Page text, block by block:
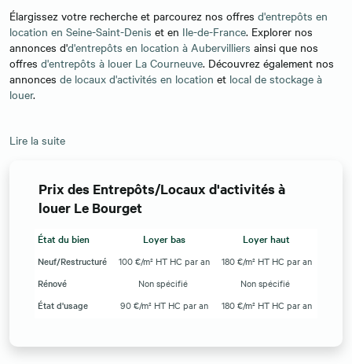
Élargissez votre recherche et parcourez nos offres d'entrepôts en
location en Seine-Saint-Denis et en Ile-de-France. Explorer nos
annonces d'd'entrepôts en location à Aubervilliers ainsi que nos
offres d'entrepôts à louer La Courneuve. Découvrez également nos
annonces de locaux d'activités en location et local de stockage à
louer.
Lire la suite
Prix des Entrepôts/Locaux d'activités à
louer Le Bourget
État du bien Loyer bas Loyer haut
Neuf/Restructuré 100 €/m² HT HC par an
180 €/m² HT HC par an
Rénové
Non spécifié
Non spécifié
État d'usage
90 €/m² HT HC par an 180 €/m² HT HC par an